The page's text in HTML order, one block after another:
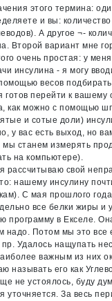
этого термина:
и вы:
А другое ¬-
Второй вариант мне
очень простая: у
инсулина - я могу
весов
готов перейти к
как можно с помощью
и сотые доли)
у вас есть выход, но
мы станем измерять
на компьютере).
я рассчитываю свой
нашему инсулину
С мая прошлого
все белки жиры и
программу в Екселе.
надо. Потом мы это
Удалось нащупать
важным из них
называть его как
не устоялось, буду
уточняется. За весь